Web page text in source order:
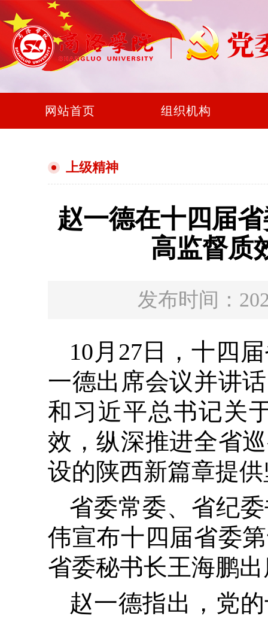
网站首页 组织机构
上级精神
赵一德在十四届
高监督质
发布时间：
10月27日，十四
一德出席会议并讲
和习近平总书记关
效，纵深推进全省
设的陕西新篇章提
省委常委、省纪
伟宣布十四届省委
省委秘书长王海鹏
赵一德指出，党